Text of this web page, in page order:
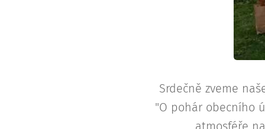
Srdečně zveme
"O pohár obecního